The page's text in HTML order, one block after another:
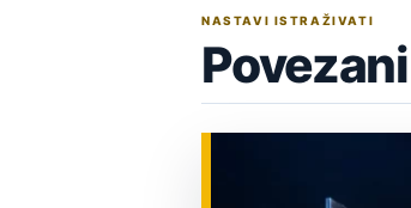
NASTAVI ISTRAŽIVATI